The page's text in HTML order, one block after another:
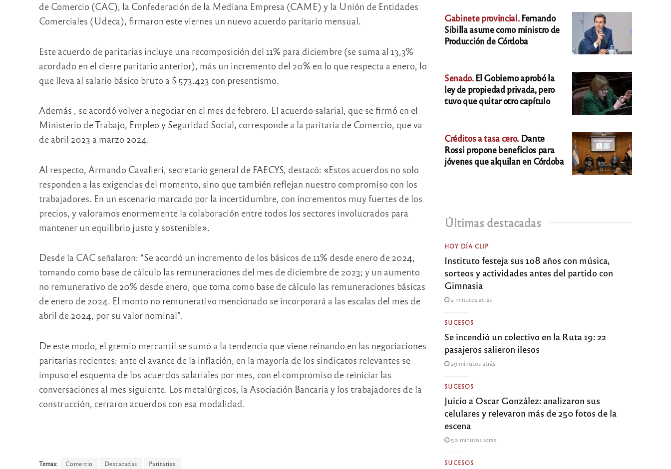
de Comercio (CAC), la Confederación de la Mediana Empresa (CAME) y la Unión de Entidades
Comerciales (Udeca), firmaron este viernes un nuevo acuerdo paritario mensual.
Este acuerdo de paritarias incluye una recomposición del 11% para diciembre (se suma al 13,3%
acordado en el cierre paritario anterior), más un incremento del 20% en lo que respecta a enero, lo
que lleva al salario básico bruto a $ 573.423 con presentismo.
Además , se acordó volver a negociar en el mes de febrero. El acuerdo salarial, que se firmó en el
Ministerio de Trabajo, Empleo y Seguridad Social, corresponde a la paritaria de Comercio, que va
de abril 2023 a marzo 2024.
Al respecto, Armando Cavalieri, secretario general de FAECYS, destacó: «Estos acuerdos no solo
responden a las exigencias del momento, sino que también reflejan nuestro compromiso con los
trabajadores. En un escenario marcado por la incertidumbre, con incrementos muy fuertes de los
precios, y valoramos enormemente la colaboración entre todos los sectores involucrados para
mantener un equilibrio justo y sostenible».
Desde la CAC señalaron: “Se acordó un incremento de los básicos de 11% desde enero de 2024,
tomando como base de cálculo las remuneraciones del mes de diciembre de 2023; y un aumento
no remunerativo de 20% desde enero, que toma como base de cálculo las remuneraciones básicas
de enero de 2024. El monto no remunerativo mencionado se incorporará a las escalas del mes de
abril de 2024, por su valor nominal”.
De este modo, el gremio mercantil se sumó a la tendencia que viene reinando en las negociaciones
paritarias recientes: ante el avance de la inflación, en la mayoría de los sindicatos relevantes se
impuso el esquema de los acuerdos salariales por mes, con el compromiso de reiniciar las
conversaciones al mes siguiente. Los metalúrgicos, la Asociación Bancaria y los trabajadores de la
construcción, cerraron acuerdos con esa modalidad.
Temas: Comercio Destacadas Paritarias
Gabinete provincial.Fernando
Sibilla asume como ministro de
Producción de Córdoba
Senado.El Gobierno aprobó la
ley de propiedad privada, pero
tuvo que quitar otro capítulo
Créditos a tasa cero. Dante
Rossi propone beneficios para
jóvenes que alquilan en Córdoba
Últimas destacadas
HOY DÍA CLIP
Instituto festeja sus 108 años con música,
sorteos y actividades antes del partido con
Gimnasia
2 minutos atrás
SUCESOS
Se incendió un colectivo en la Ruta 19: 22
pasajeros salieron ilesos
29 minutos atrás
SUCESOS
Juicio a Oscar González: analizaron sus
celulares y relevaron más de 250 fotos de la
escena
50 minutos atrás
SUCESOS